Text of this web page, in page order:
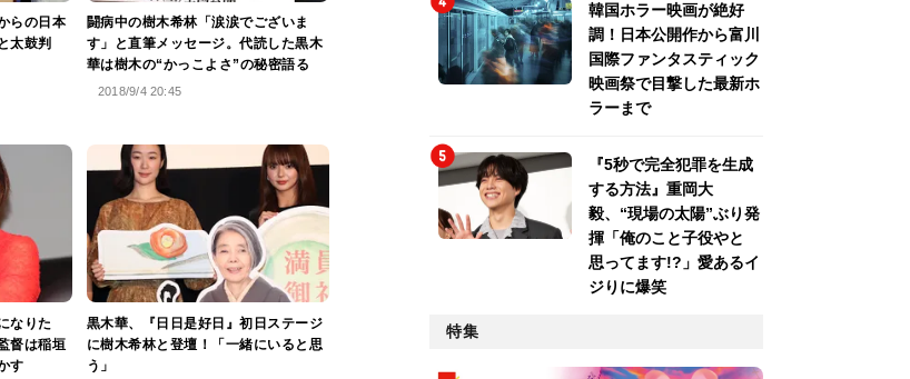
らの日本
太鼓判
闘病中の樹木希林「涙涙でございま
す」と直筆メッセージ。代読した黒木
華は樹木の“かっこよさ”の秘密語る
2018/9/4 20:45
なりた
督は稲垣
す
黒木華、『日日是好日』初日ステージ
に樹木希林と登壇！「一緒にいると思
う」
韓国ホラー映画が絶好
調！日本公開作から富川
国際ファンタスティック
映画祭で目撃した最新ホ
ラーまで
『5秒で完全犯罪を生成
する方法』重岡大
毅、“現場の太陽”ぶり発
揮「俺のこと子役やと
思ってます!?」愛あるイ
ジりに爆笑
特集